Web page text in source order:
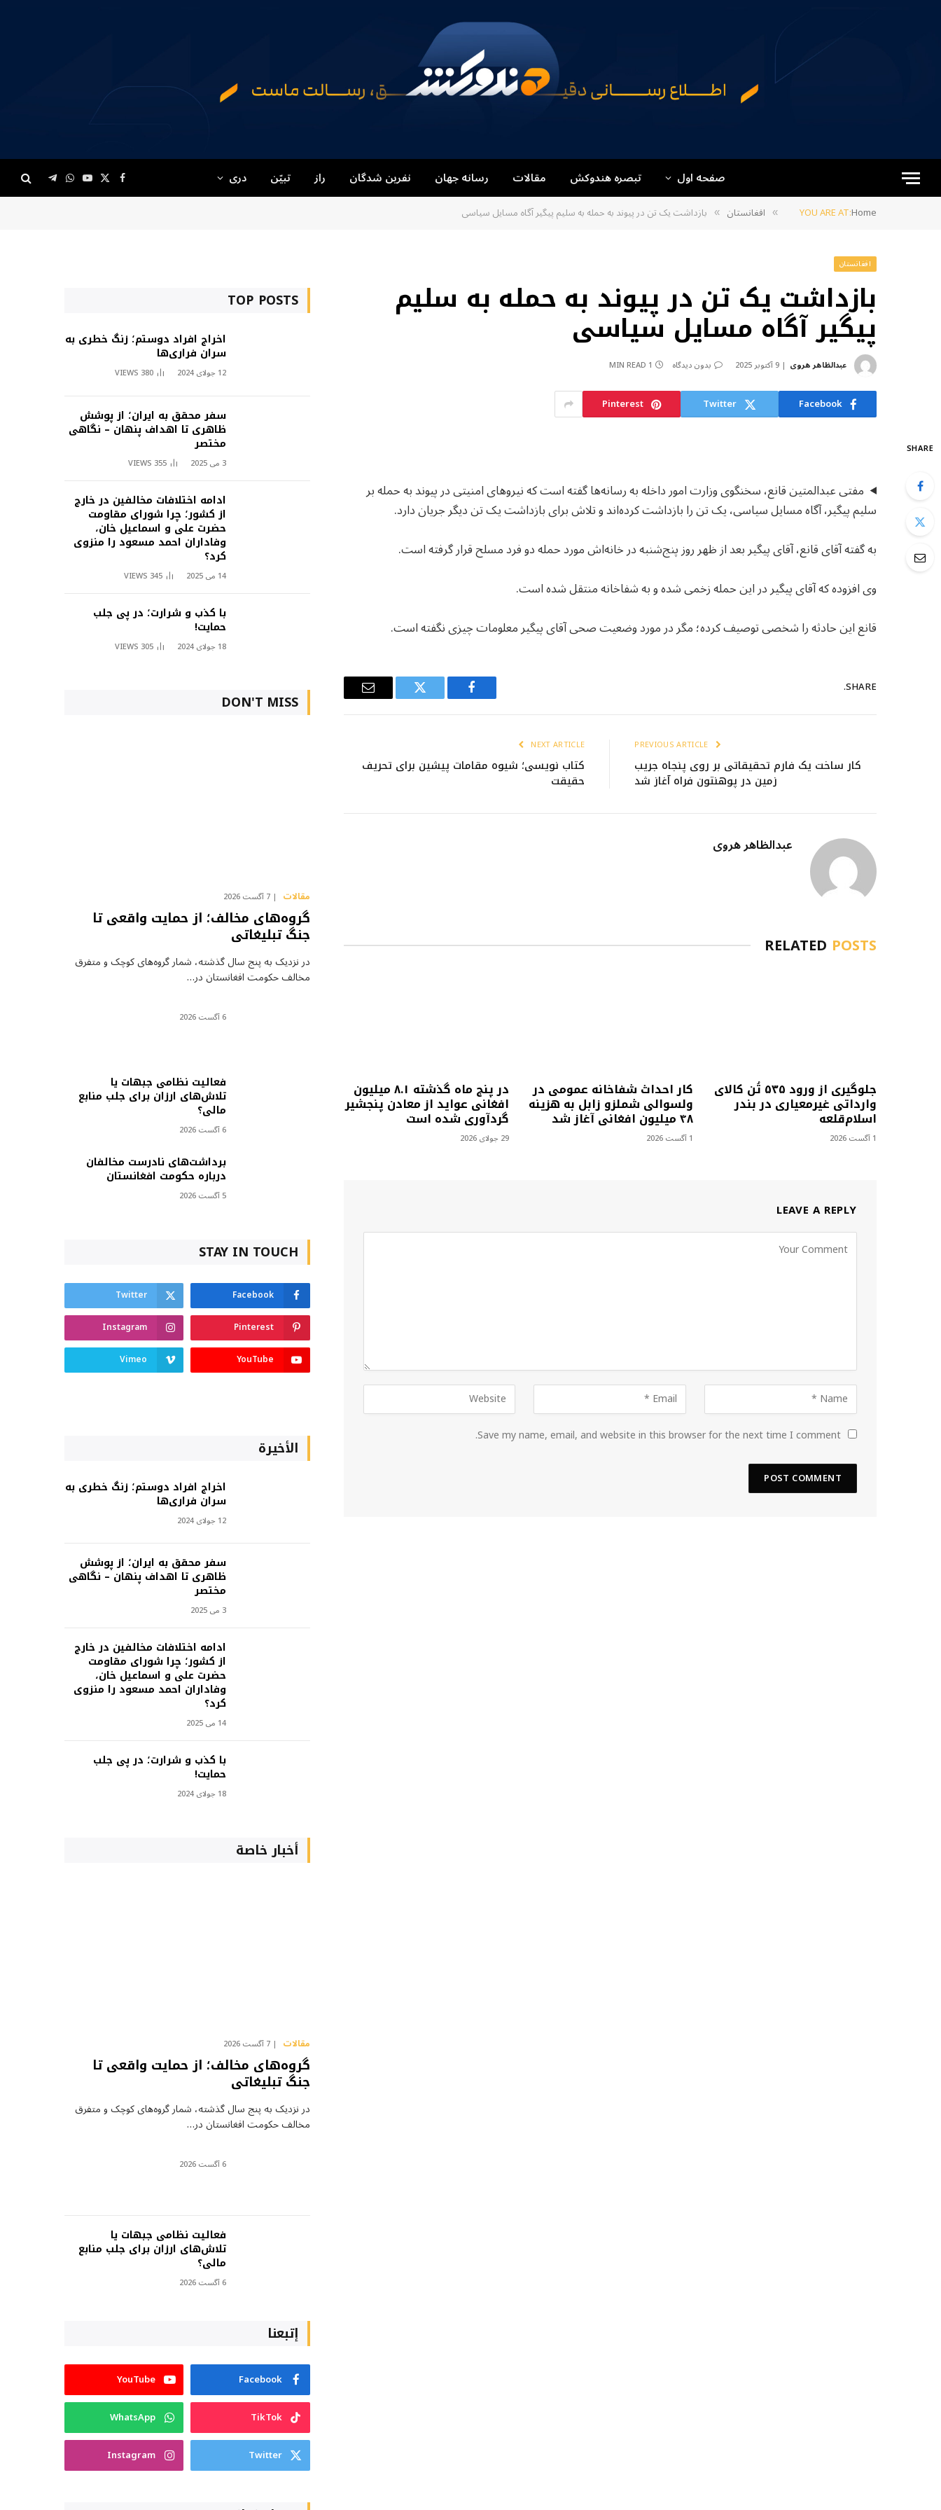
صفحه اول تبصره هندوکش مقالات رسانه جهان نفرین شدگان راز تبیّن دری Facebook
X
(Twitter)
YouTube
WhatsApp
Telegram
YOU ARE AT:Home
» افغانستان » بازداشت یک تن در پیوند به حمله به سلیم پیگیر آگاه مسایل سیاسی
افغانستان
بازداشت یک تن در پیوند به حمله به سلیم
پیگیر آگاه مسایل سیاسی
عبدالظاهر هروی 9 آکتوبر 2025 بدون دیدگاه 1 MIN READ
Facebook
Twitter
Pinterest
SHARE
مفتی عبدالمتین قانع، سخنگوی وزارت امور داخله به رسانه‌ها گفته است که نیروهای امنیتی در پیوند به حمله بر
سلیم پیگیر، آگاه مسایل سیاسی، یک تن را بازداشت کرده‌اند و تلاش برای بازداشت یک تن دیگر جریان دارد.
به گفته آقای قانع، آقای پیگیر بعد از ظهر روز پنج‌شنبه در خانه‌اش مورد حمله دو فرد مسلح قرار گرفته است.
وی افزوده که آقای پیگیر در این حمله زخمی شده و به شفاخانه منتقل شده است.
قانع این حادثه را شخصی توصیف کرده؛ مگر در مورد وضعیت صحی آقای پیگیر معلومات چیزی نگفته است.
SHARE.
Facebook
Twitter
Email
کار ساخت یک فارم تحقیقاتی بر روی پنجاه جریب
زمین در پوهنتون فراه آغاز شد
NEXT ARTICLE
کتاب نویسی؛ شیوه مقامات پیشین برای تحریف
حقیقت
عبدالظاهر هروی
RELATED POSTS
جلوگیری از ورود ۵۳۵ تُن کالای
وارداتی غیرمعیاری در بندر
اسلام‌قلعه
1 آگست 2026
کار احداث شفاخانه عمومی در
ولسوالی شملزو زابل به هزینه
۴۸ میلیون افغانی آغاز شد
1 آگست 2026
در پنج ماه گذشته ۸.۱ میلیون
افغانی عواید از معادن پنجشیر
گردآوری شده است
29 جولای 2026
LEAVE A REPLY
Save my name, email, and website in this browser for the next time I comment.
TOP POSTS
اخراج افراد دوستم؛ زنگ خطری به
سران فراری‌ها
12 جولای 2024 380
VIEWS
سفر محقق به ایران؛ از پوشش
ظاهری تا اهداف پنهان – نگاهی
مختصر
3 می 2025 355
VIEWS
ادامه اختلافات مخالفین در خارج
از کشور؛ چرا شورای مقاومت
حضرت علی و اسماعیل خان،
وفاداران احمد مسعود را منزوی
کرد؟
14 می 2025 345
VIEWS
با کذب و شرارت؛ در پی جلب
حمایت!
18 جولای 2024 305
VIEWS
DON'T MISS
مقالات 7 آگست 2026
گروه‌های مخالف؛ از حمایت واقعی تا
جنگ تبلیغاتی
در نزدیک به پنج سال گذشته، شمار گروه‌های کوچک و متفرق
مخالف حکومت افغانستان در…
6 آگست 2026
فعالیت نظامی جبهات یا
تلاش‌های ارزان برای جلب منابع
مالی؟
6 آگست 2026
برداشت‌های نادرست مخالفان
درباره حکومت افغانستان
5 آگست 2026
STAY IN TOUCH
Facebook
Twitter
Pinterest
Instagram
YouTube
Vimeo
الأخيرة
اخراج افراد دوستم؛ زنگ خطری به
سران فراری‌ها
12 جولای 2024
سفر محقق به ایران؛ از پوشش
ظاهری تا اهداف پنهان – نگاهی
مختصر
3 می 2025
ادامه اختلافات مخالفین در خارج
از کشور؛ چرا شورای مقاومت
حضرت علی و اسماعیل خان،
وفاداران احمد مسعود را منزوی
کرد؟
14 می 2025
با کذب و شرارت؛ در پی جلب
حمایت!
18 جولای 2024
أخبار خاصة
مقالات 7 آگست 2026
گروه‌های مخالف؛ از حمایت واقعی تا
جنگ تبلیغاتی
در نزدیک به پنج سال گذشته، شمار گروه‌های کوچک و متفرق
مخالف حکومت افغانستان در…
6 آگست 2026
فعالیت نظامی جبهات یا
تلاش‌های ارزان برای جلب منابع
مالی؟
6 آگست 2026
إتبعنا
Facebook
YouTube
TikTok
WhatsApp
Twitter
Instagram